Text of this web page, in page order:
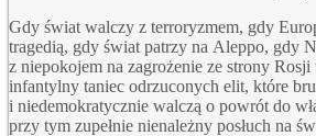
Gdy świat walczy z terroryzmem, gdy
tragedią, gdy świat patrzy na Aleppo, gdy
z niepokojem na zagrożenie ze strony
infantylny taniec odrzuconych elit, które
i niedemokratycznie walczą o powrót do
przy tym zupełnie nienależny posłuch na